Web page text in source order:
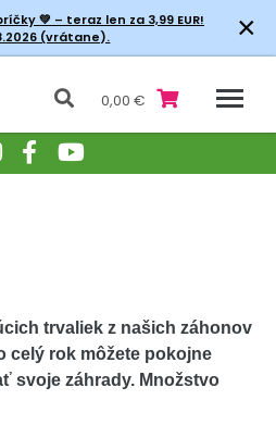
💚 – teraz len za 3,99 EUR!
(vrátane).
×
0,00 €
trvaliek z našich záhonov
celý rok môžete pokojne
svoje záhrady. Množstvo